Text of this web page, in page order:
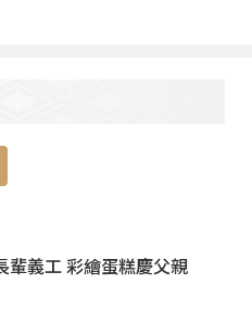
輩義工 彩繪蛋糕慶父親